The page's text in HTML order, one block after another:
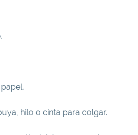
hilo o cinta para colgar.